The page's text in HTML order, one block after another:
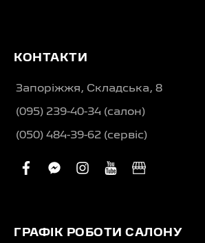
КОНТАКТИ
Запоріжжя, Складська, 8
(095) 239-40-34 (салон)
(050) 484-39-62 (сервіс)
facebook
facebook-
instagram
youtube
business
ГРАФІК РОБОТИ САЛОНУ